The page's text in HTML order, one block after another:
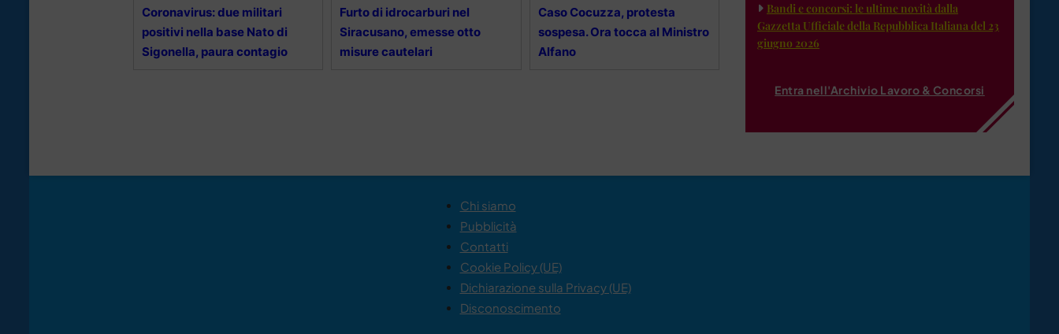
Coronavirus: due militari
positivi nella base Nato di
Sigonella, paura contagio
Furto di idrocarburi nel
Siracusano, emesse otto
misure cautelari
Caso Cocuzza, protesta
sospesa. Ora tocca al Ministro
Alfano
Bandi e concorsi: le ultime novità dalla
Gazzetta Ufficiale della Repubblica Italiana del 23
giugno 2026
Entra nell'Archivio Lavoro & Concorsi
Chi siamo
Pubblicità
Contatti
Cookie Policy (UE)
Dichiarazione sulla Privacy (UE)
Disconoscimento